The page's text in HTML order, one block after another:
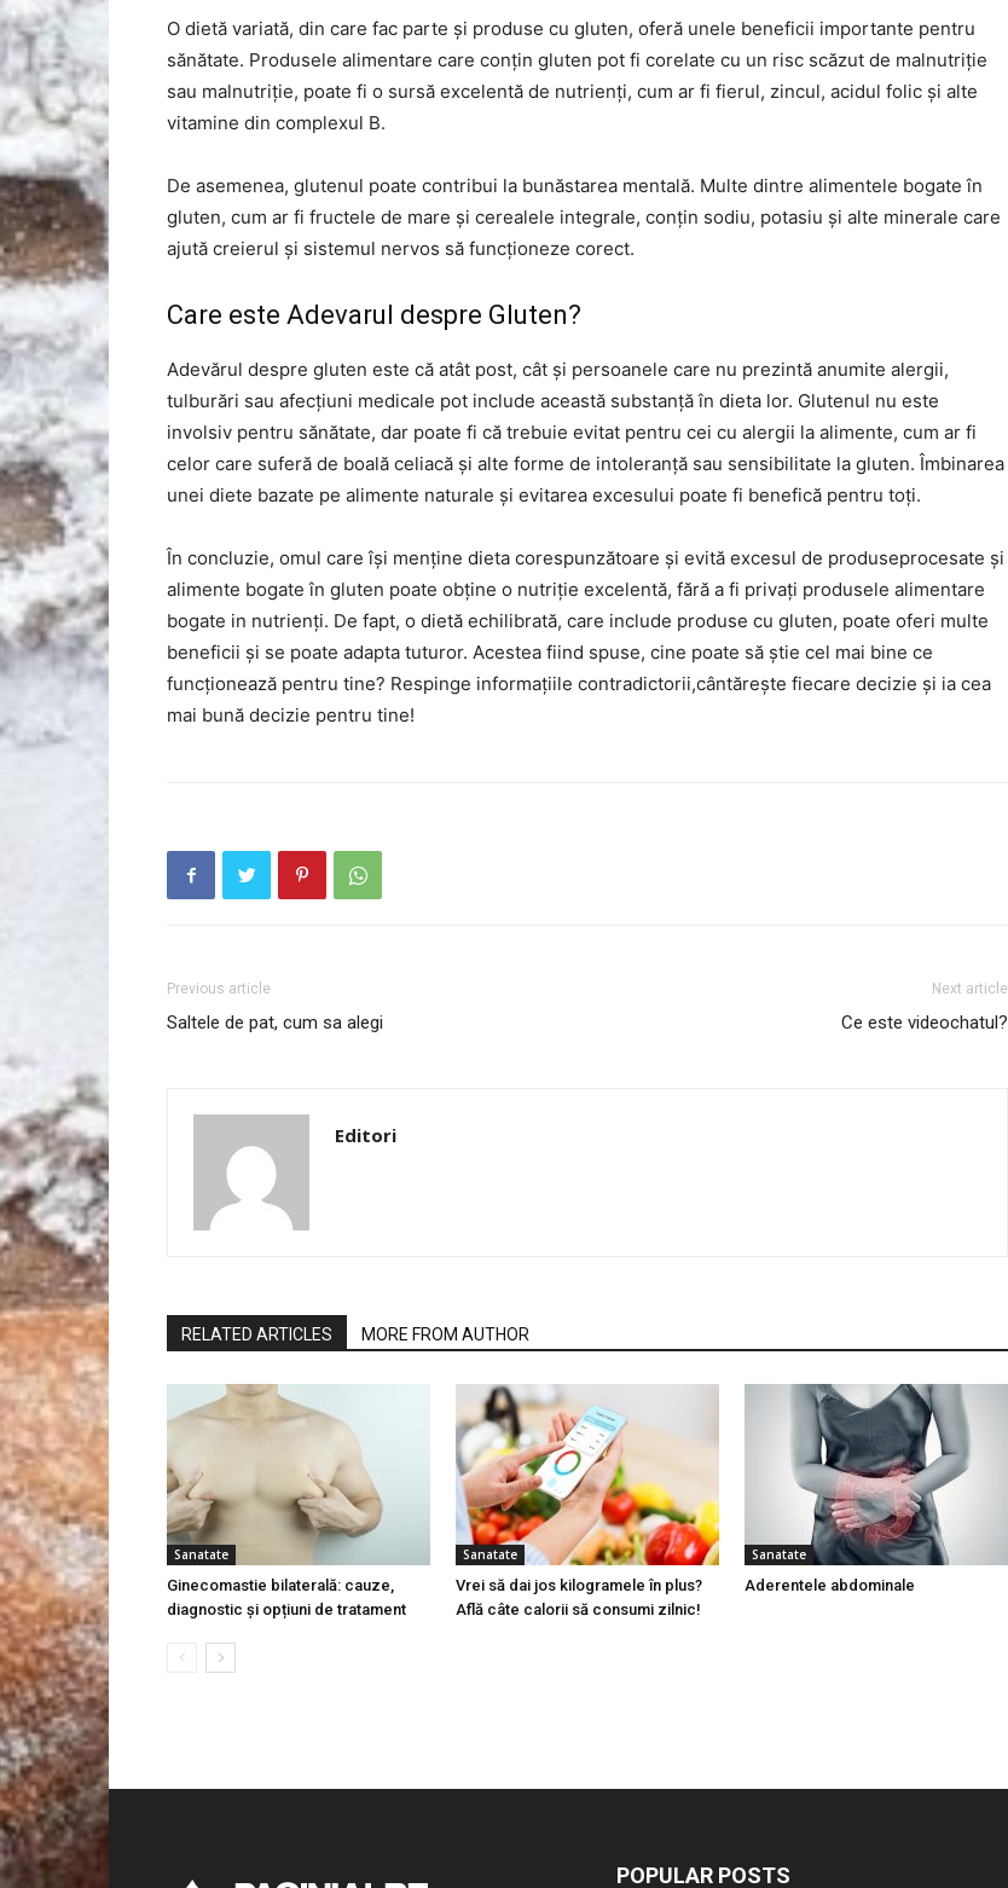
O dietă variată, din care fac parte și produse cu gluten, oferă unele beneficii importante pentru
sănătate. Produsele alimentare care conțin gluten pot fi corelate cu un risc scăzut de malnutriție
sau malnutriție, poate fi o sursă excelentă de nutrienți, cum ar fi fierul, zincul, acidul folic și alte
vitamine din complexul B.
De asemenea, glutenul poate contribui la bunăstarea mentală. Multe dintre alimentele bogate în
gluten, cum ar fi fructele de mare și cerealele integrale, conțin sodiu, potasiu și alte minerale care
ajută creierul și sistemul nervos să funcționeze corect.
Care este Adevarul despre Gluten?
Adevărul despre gluten este că atât post, cât și persoanele care nu prezintă anumite alergii,
tulburări sau afecțiuni medicale pot include această substanță în dieta lor. Glutenul nu este
involsiv pentru sănătate, dar poate fi că trebuie evitat pentru cei cu alergii la alimente, cum ar fi
celor care suferă de boală celiacă și alte forme de intoleranță sau sensibilitate la gluten. Îmbinarea
unei diete bazate pe alimente naturale și evitarea excesului poate fi benefică pentru toți.
În concluzie, omul care își menține dieta corespunzătoare și evită excesul de produseprocesate și
alimente bogate în gluten poate obține o nutriție excelentă, fără a fi privați produsele alimentare
bogate in nutrienți. De fapt, o dietă echilibrată, care include produse cu gluten, poate oferi multe
beneficii și se poate adapta tuturor. Acestea fiind spuse, cine poate să știe cel mai bine ce
funcționează pentru tine? Respinge informațiile contradictorii,cântărește fiecare decizie și ia cea
mai bună decizie pentru tine!
Previous article
Saltele de pat, cum sa alegi
Next article
Ce este videochatul?
Editori
RELATED ARTICLES MORE FROM AUTHOR
Sanatate
Ginecomastie bilaterală: cauze,
diagnostic și opțiuni de tratament
Sanatate
Vrei să dai jos kilogramele în plus?
Află câte calorii să consumi zilnic!
Sanatate
Aderentele abdominale
POPULAR POSTS